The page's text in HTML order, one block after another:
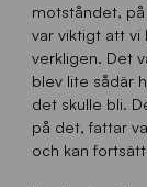
motståndet,
var viktigt att
verkligen. Det
blev lite sådär
det skulle bli.
på det, fattar
och kan